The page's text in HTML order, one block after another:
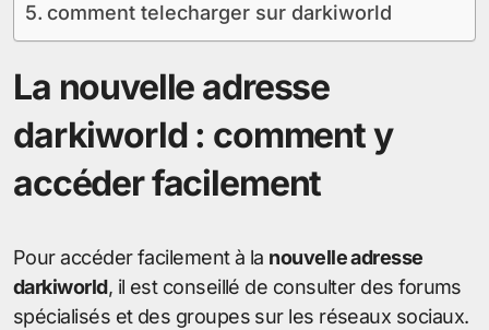
comment telecharger sur darkiworld
La nouvelle adresse
darkiworld : comment y
accéder facilement
Pour accéder facilement à la nouvelle adresse
darkiworld, il est conseillé de consulter des forums
spécialisés et des groupes sur les réseaux sociaux.